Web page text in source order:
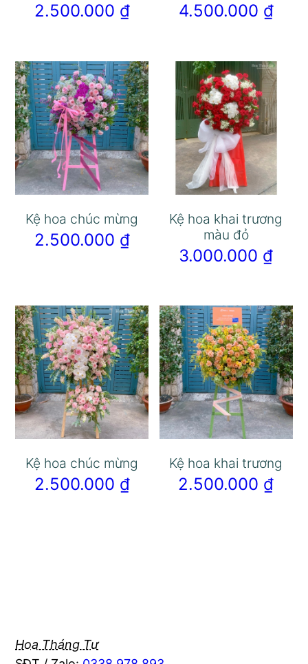
2.500.000 ₫ 4.500.000 ₫
Kệ hoa chúc mừng
2.500.000 ₫
Kệ hoa khai trương
màu đỏ
3.000.000 ₫
Kệ hoa chúc mừng
2.500.000 ₫
Kệ hoa khai trương
2.500.000 ₫
Hoa Tháng Tư